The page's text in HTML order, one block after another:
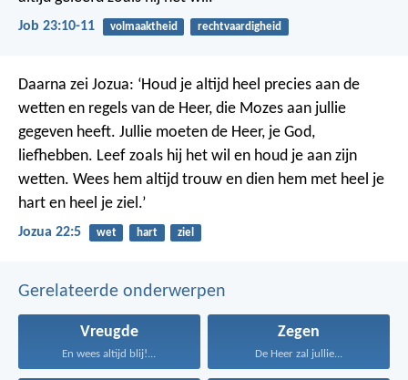
Job 23:10-11 volmaaktheid rechtvaardigheid
Daarna zei Jozua: ‘Houd je altijd heel precies aan de
wetten en regels van de Heer, die Mozes aan jullie
gegeven heeft. Jullie moeten de Heer, je God,
liefhebben. Leef zoals hij het wil en houd je aan zijn
wetten. Wees hem altijd trouw en dien hem met heel je
hart en heel je ziel.’
Jozua 22:5 wet hart ziel
Gerelateerde onderwerpen
Vreugde
En wees altijd blij!...
Zegen
De Heer zal jullie...